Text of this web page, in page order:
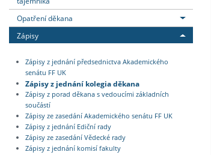
Opatření děkana
Zápisy
Zápisy z jednání předsednictva Akademického
senátu FF UK
Zápisy z jednání kolegia děkana
Zápisy z porad děkana s vedoucími základních
součástí
Zápisy ze zasedání Akademického senátu FF UK
Zápisy z jednání Ediční rady
Zápisy ze zasedání Vědecké rady
Zápisy z jednání komisí fakulty